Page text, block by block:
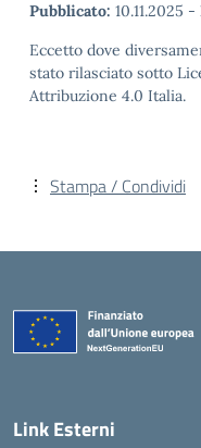
Pubblicato: 10.11.2025 -
Eccetto dove
stato rilasciato sotto
Attribuzione 4.0 Italia.
Stampa / Condividi
Link Esterni